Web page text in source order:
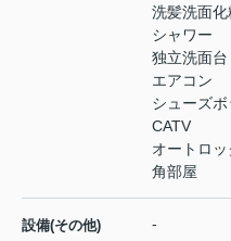
洗髪洗面化
シャワー
独立洗面台
エアコン
シューズボ
CATV
オートロッ
角部屋
設備(その他) -